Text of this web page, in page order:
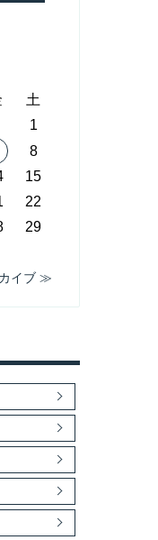
土
1
8
15
22
29
イブ ≫